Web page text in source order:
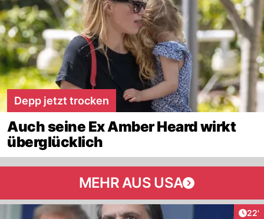
Depp jetzt trocken
Auch seine Ex Amber Heard wirkt
überglücklich
MEHR AUS USA
22'